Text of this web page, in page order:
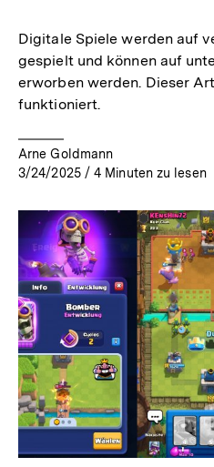
Digitale Spiele werden auf
gespielt und können auf
erworben werden. Dieser
funktioniert.
Arne Goldmann
3/24/2025 / 4 Minuten zu lesen